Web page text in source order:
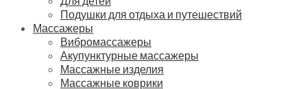
Подушки для отдыха и путешествий
Массажеры
Вибромассажеры
Акупунктурные массажеры
Массажные изделия
Массажные коврики